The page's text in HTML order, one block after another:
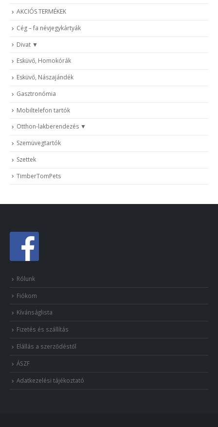
AKCIÓS TERMÉKEK
Cég – fa névjegykártyák
Divat
Esküvő, Homokórák
Esküvő, Nászajándék
Gasztronómia
Mobiltelefon tartók
Otthon-lakberendezés
Szemüvegtartók
Szettek
TimberTomPets
Rólunk
Fiókom
Kívánságlista
Fizetés és szállítás
Elállás a szerződéstől
ÁSZF
Adatkezelési tájékoztató